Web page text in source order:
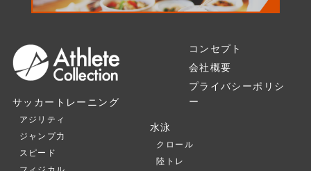
コンセプト
会社概要
プライバシーポリシ
ー
サッカートレーニング
アジリティ
ジャンプ力
スピード
水泳
クロール
陸トレ